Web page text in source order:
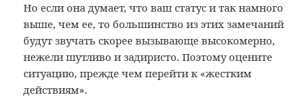
Но если она думает, что ваш статус и так намного
выше, чем ее, то большинство из этих замечаний
будут звучать скорее вызывающе высокомерно,
нежели шутливо и задиристо. Поэтому оцените
ситуацию, прежде чем перейти к «жестким
действиям».